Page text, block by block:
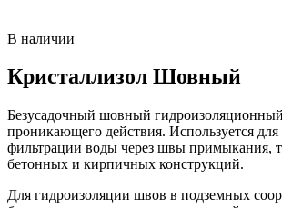
В наличии
Кристаллизол Шовный
Безусадочный шовный
проникающего действия. Используется для
фильтрации воды через швы примыкания,
бетонных и кирпичных конструкций.
Для гидроизоляции швов в подземных